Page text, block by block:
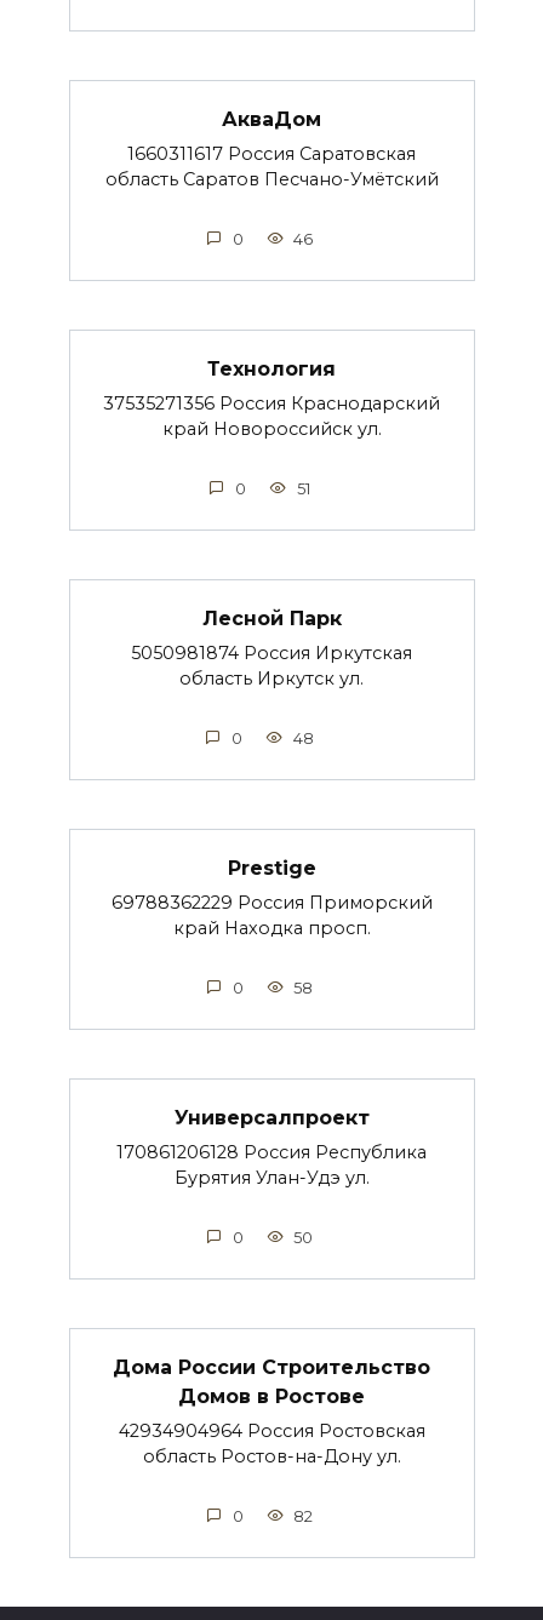
АкваДом
1660311617 Россия Саратовская
область Саратов Песчано-Умётский
0 46
Технология
37535271356 Россия Краснодарский
край Новороссийск ул.
0 51
Лесной Парк
5050981874 Россия Иркутская
область Иркутск ул.
0 48
Prestige
69788362229 Россия Приморский
край Находка просп.
0 58
Универсалпроект
170861206128 Россия Республика
Бурятия Улан-Удэ ул.
0 50
Дома России Строительство
Домов в Ростове
42934904964 Россия Ростовская
область Ростов-на-Дону ул.
0 82